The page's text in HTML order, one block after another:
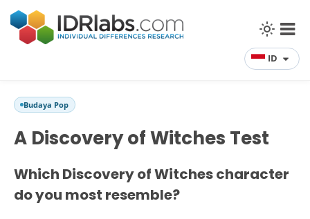
ID
Budaya Pop
A Discovery of Witches Test
Which Discovery of Witches character
do you most resemble?